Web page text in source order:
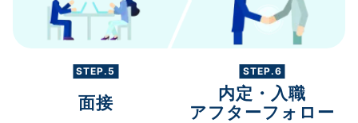
STEP.5
面接
STEP.6
内定・入職
アフターフォロー